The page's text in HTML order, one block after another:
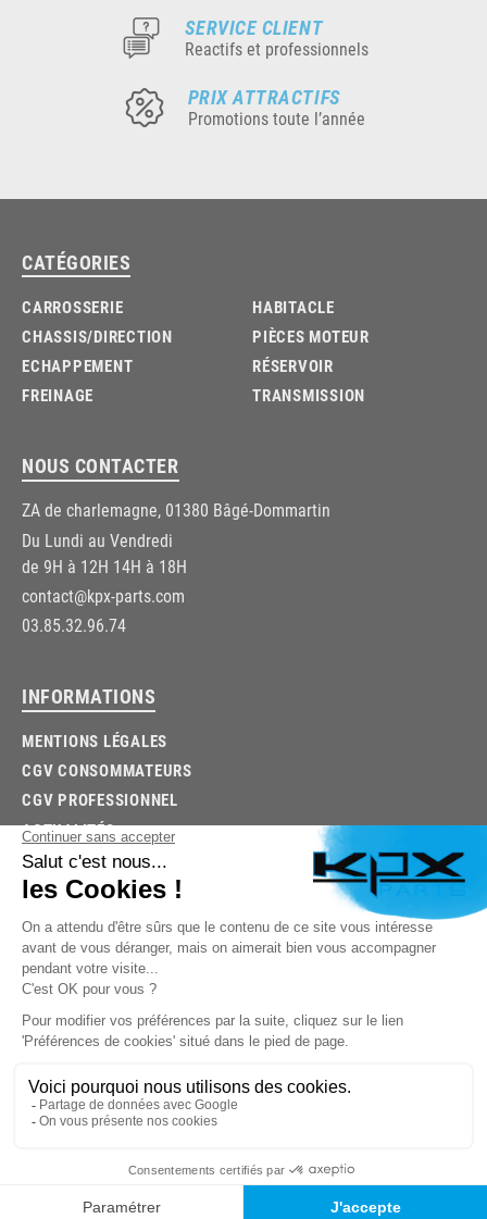
SERVICE CLIENT
Reactifs et professionnels
PRIX ATTRACTIFS
Promotions toute l’année
03.85.32.96.74
© 2026 -KPX PARTS- SITE CRÉÉ PARLET'S CLIC
CATÉGORIES
CARROSSERIE
CHASSIS/DIRECTION
ECHAPPEMENT
FREINAGE
HABITACLE
PIÈCES MOTEUR
RÉSERVOIR
TRANSMISSION
NOUS CONTACTER
ZA de charlemagne, 01380 Bâgé-Dommartin
Du Lundi au Vendredi
de 9H à 12H 14H à 18H
contact@kpx-parts.com
03.85.32.96.74
INFORMATIONS
MENTIONS LÉGALES
CGV CONSOMMATEURS
CGV PROFESSIONNEL
ACTUALITÉS
TROUVEZ LA BONNE PIÈCE RAPIDEMENT
03.85.32.96.74